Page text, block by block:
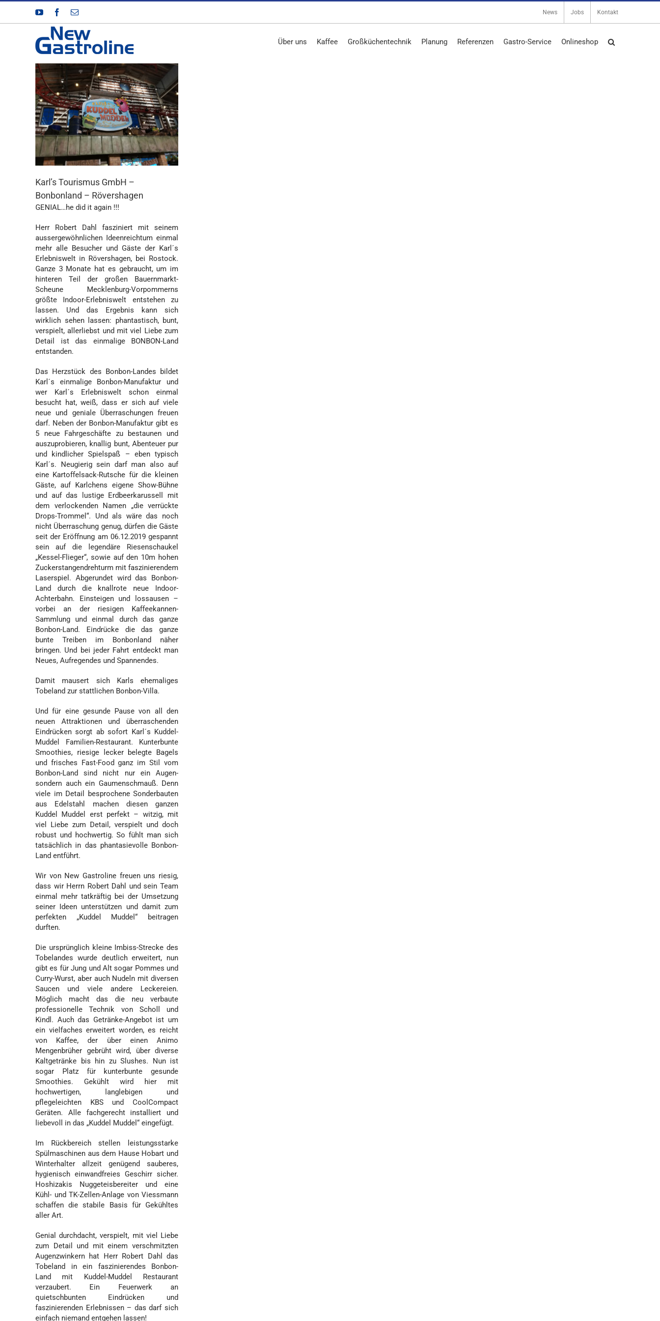
Zum
springen
YouTubeFacebook
E-
News Jobs Kontakt
Über uns Kaffee Großküchentechnik Planung Referenzen Gastro-Service Onlineshop
Karl’s Tourismus GmbH –
Bonbonland – Rövershagen
GENIAL…he did it again !!!
Herr Robert Dahl fasziniert mit seinem
aussergewöhnlichen Ideenreichtum einmal
mehr alle Besucher und Gäste der Karl´s
Erlebniswelt in Rövershagen, bei Rostock.
Ganze 3 Monate hat es gebraucht, um im
hinteren Teil der großen Bauernmarkt-
Scheune Mecklenburg-Vorpommerns
größte Indoor-Erlebniswelt entstehen zu
lassen. Und das Ergebnis kann sich
wirklich sehen lassen: phantastisch, bunt,
verspielt, allerliebst und mit viel Liebe zum
Detail ist das einmalige BONBON-Land
entstanden.
Das Herzstück des Bonbon-Landes bildet
Karl´s einmalige Bonbon-Manufaktur und
wer Karl´s Erlebniswelt schon einmal
besucht hat, weiß, dass er sich auf viele
neue und geniale Überraschungen freuen
darf. Neben der Bonbon-Manufaktur gibt es
5 neue Fahrgeschäfte zu bestaunen und
auszuprobieren, knallig bunt, Abenteuer pur
und kindlicher Spielspaß – eben typisch
Karl´s. Neugierig sein darf man also auf
eine Kartoffelsack-Rutsche für die kleinen
Gäste, auf Karlchens eigene Show-Bühne
und auf das lustige Erdbeerkarussell mit
dem verlockenden Namen „die verrückte
Drops-Trommel“. Und als wäre das noch
nicht Überraschung genug, dürfen die Gäste
seit der Eröffnung am 06.12.2019 gespannt
sein auf die legendäre Riesenschaukel
„Kessel-Flieger“, sowie auf den 10m hohen
Zuckerstangendrehturm mit faszinierendem
Laserspiel. Abgerundet wird das Bonbon-
Land durch die knallrote neue Indoor-
Achterbahn. Einsteigen und lossausen –
vorbei an der riesigen Kaffeekannen-
Sammlung und einmal durch das ganze
Bonbon-Land. Eindrücke die das ganze
bunte Treiben im Bonbonland näher
bringen. Und bei jeder Fahrt entdeckt man
Neues, Aufregendes und Spannendes.
Damit mausert sich Karls ehemaliges
Tobeland zur stattlichen Bonbon-Villa.
Und für eine gesunde Pause von all den
neuen Attraktionen und überraschenden
Eindrücken sorgt ab sofort Karl´s Kuddel-
Muddel Familien-Restaurant. Kunterbunte
Smoothies, riesige lecker belegte Bagels
und frisches Fast-Food ganz im Stil vom
Bonbon-Land sind nicht nur ein Augen-
sondern auch ein Gaumenschmauß. Denn
viele im Detail besprochene Sonderbauten
aus Edelstahl machen diesen ganzen
Kuddel Muddel erst perfekt – witzig, mit
viel Liebe zum Detail, verspielt und doch
robust und hochwertig. So fühlt man sich
tatsächlich in das phantasievolle Bonbon-
Land entführt.
Wir von New Gastroline freuen uns riesig,
dass wir Herrn Robert Dahl und sein Team
einmal mehr tatkräftig bei der Umsetzung
seiner Ideen unterstützen und damit zum
perfekten „Kuddel Muddel“ beitragen
durften.
Die ursprünglich kleine Imbiss-Strecke des
Tobelandes wurde deutlich erweitert, nun
gibt es für Jung und Alt sogar Pommes und
Curry-Wurst, aber auch Nudeln mit diversen
Saucen und viele andere Leckereien.
Möglich macht das die neu verbaute
professionelle Technik von Scholl und
Kindl. Auch das Getränke-Angebot ist um
ein vielfaches erweitert worden, es reicht
von Kaffee, der über einen Animo
Mengenbrüher gebrüht wird, über diverse
Kaltgetränke bis hin zu Slushes. Nun ist
sogar Platz für kunterbunte gesunde
Smoothies. Gekühlt wird hier mit
hochwertigen, langlebigen und
pflegeleichten KBS und CoolCompact
Geräten. Alle fachgerecht installiert und
liebevoll in das „Kuddel Muddel“ eingefügt.
Im Rückbereich stellen leistungsstarke
Spülmaschinen aus dem Hause Hobart und
Winterhalter allzeit genügend sauberes,
hygienisch einwandfreies Geschirr sicher.
Hoshizakis Nuggeteisbereiter und eine
Kühl- und TK-Zellen-Anlage von Viessmann
schaffen die stabile Basis für Gekühltes
aller Art.
Genial durchdacht, verspielt, mit viel Liebe
zum Detail und mit einem verschmitzten
Augenzwinkern hat Herr Robert Dahl das
Tobeland in ein faszinierendes Bonbon-
Land mit Kuddel-Muddel Restaurant
verzaubert. Ein Feuerwerk an
quietschbunten Eindrücken und
faszinierenden Erlebnissen – das darf sich
einfach niemand entgehen lassen!